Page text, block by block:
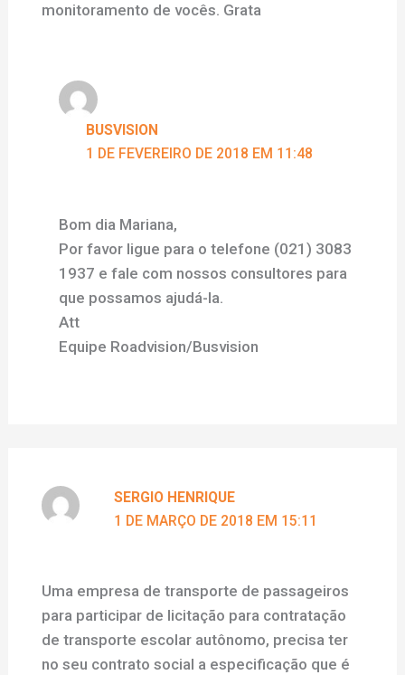
monitoramento de vocês. Grata
BUSVISION
1 DE FEVEREIRO DE 2018 EM 11:48
Bom dia Mariana,
Por favor ligue para o telefone (021) 3083
1937 e fale com nossos consultores para
que possamos ajudá-la.
Att
Equipe Roadvision/Busvision
SERGIO HENRIQUE
1 DE MARÇO DE 2018 EM 15:11
Uma empresa de transporte de passageiros
para participar de licitação para contratação
de transporte escolar autônomo, precisa ter
no seu contrato social a especificação que é